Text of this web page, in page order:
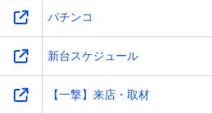
パチンコ
新台スケジュール
【一撃】来店・取材